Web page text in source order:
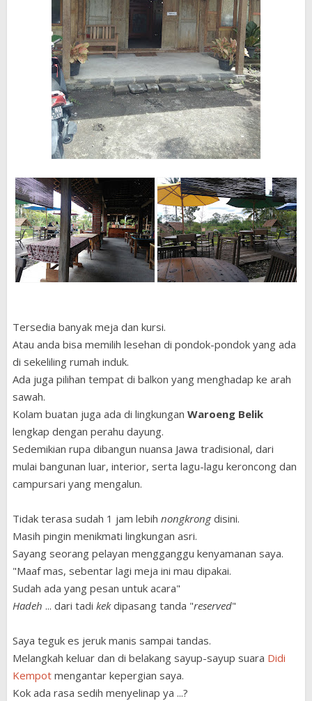
Tersedia banyak meja dan kursi.
Atau anda bisa memilih lesehan di pondok-pondok yang ada
di sekeliling rumah induk.
Ada juga pilihan tempat di balkon yang menghadap ke arah
sawah.
Kolam buatan juga ada di lingkungan Waroeng Belik
lengkap dengan perahu dayung.
Sedemikian rupa dibangun nuansa Jawa tradisional, dari
mulai bangunan luar, interior, serta lagu-lagu keroncong dan
campursari yang mengalun.
Tidak terasa sudah 1 jam lebih nongkrongdisini.
Masih pingin menikmati lingkungan asri.
Sayang seorang pelayan mengganggu kenyamanan saya.
"Maaf mas, sebentar lagi meja ini mau dipakai.
Sudah ada yang pesan untuk acara"
Hadeh ... dari tadi kekdipasang tanda "reserved"
Saya teguk es jeruk manis sampai tandas.
Melangkah keluar dan di belakang sayup-sayup suara Didi
Kempot mengantar kepergian saya.
Kok ada rasa sedih menyelinap ya ...?